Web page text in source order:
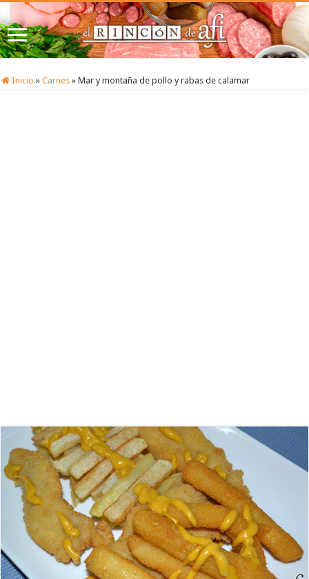
Inicio » Carnes » Mar y montaña de pollo y rabas de calamar